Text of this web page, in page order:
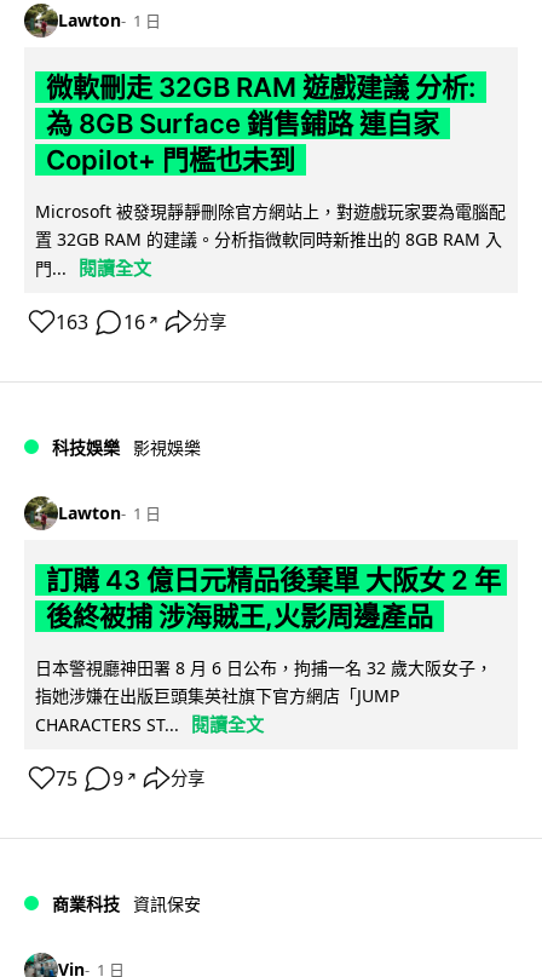
Lawton 1 日
微軟刪走 32GB RAM 遊戲建議 分析:
為 8GB Surface 銷售鋪路 連自家
Copilot+ 門檻也未到
Microsoft 被發現靜靜刪除官方網站上，對遊戲玩家要為電腦配
置 32GB RAM 的建議。分析指微軟同時新推出的 8GB RAM 入
門...
閱讀全文
163 16 ↗ 分享
科技娛樂 影視娛樂
Lawton 1 日
訂購 43 億日元精品後棄單 大阪女 2 年
後終被捕 涉海賊王,火影周邊產品
日本警視廳神田署 8 月 6 日公布，拘捕一名 32 歲大阪女子，
指她涉嫌在出版巨頭集英社旗下官方網店「JUMP
CHARACTERS ST...
閱讀全文
75 9 ↗ 分享
商業科技 資訊保安
Vin 1 日